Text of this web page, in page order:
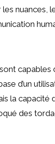
les nuances,
capables
d’un
la capacité
des